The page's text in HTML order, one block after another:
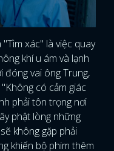
xác" là việc quay
khí u ám và lạnh
đóng vai ông Trung,
có cảm giác
phải tôn trọng nơi
phật lòng những
không gặp phải
khiến bộ phim thêm